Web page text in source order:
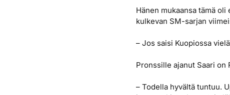
Hänen mukaansa tämä
kulkevan SM-sarjan
– Jos saisi Kuopiossa
Pronssille ajanut Saari
– Todella hyvältä tuntuu.